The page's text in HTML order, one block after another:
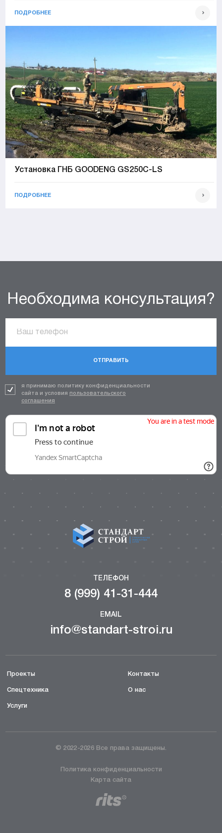
ПОДРОБНЕЕ
Установка ГНБ GOODENG GS250C-LS
ПОДРОБНЕЕ
Необходима консультация?
ОТПРАВИТЬ
я принимаю политику конфиденциальности
сайта и условия пользовательского
соглашения
ТЕЛЕФОН
8 (999) 41-31-444
EMAIL
info@standart-stroi.ru
Проекты
Спецтехника
Услуги
Контакты
О нас
© 2022-2026 Все права защищены.
Политика конфиденциальности
Карта сайта